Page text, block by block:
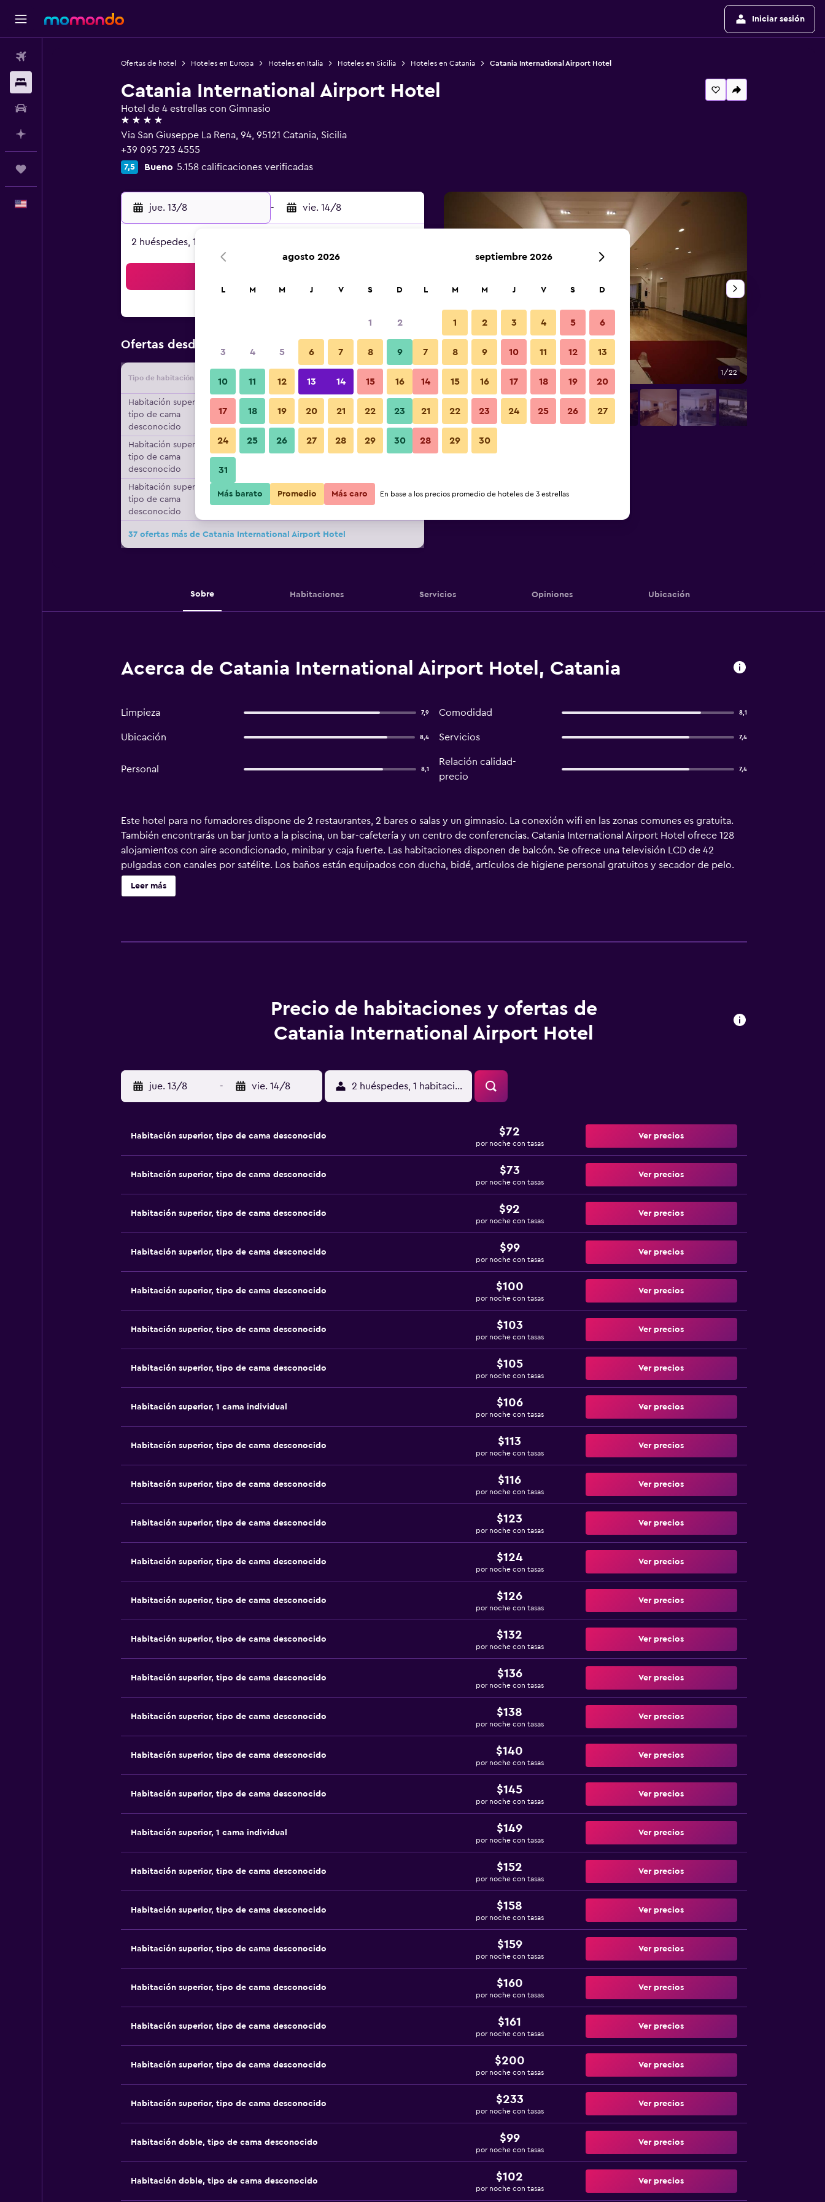
Iniciar sesión
Ofertas de hotel Hoteles en Europa Hoteles en Italia Hoteles en Sicilia Hoteles en Catania Catania International Airport Hotel
Catania International Airport Hotel
Hotel de 4 estrellas con Gimnasio
4 estrellas
Via San Giuseppe La Rena, 94, 95121 Catania, Sicilia
+39 095 723 4555
7,5 Bueno 5.158 calificaciones verificadas
jue. 13/8 - vie. 14/8
2 huéspedes, 1 habitación
Ofertas desde Oferta más barata de precio por noche
Tipo de habitación Proveedor Total noche
Habitación superior,
tipo de cama
desconocido
$72 Ver oferta
Habitación superior,
tipo de cama
desconocido
Habitación superior,
tipo de cama
desconocido
$92
37 ofertas más de Catania International Airport Hotel
Sala de conferencias 1/22
Fotos
Sobre Habitaciones Servicios Opiniones Ubicación
Acerca de Catania International Airport Hotel, Catania
Limpieza 7,9 Comodidad 8,1
Ubicación 8,4 Servicios 7,4
Personal 8,1
Relación calidad-
precio
7,4
Este hotel para no fumadores dispone de 2 restaurantes, 2 bares o salas y un gimnasio. La conexión wifi en las zonas comunes es gratuita.
También encontrarás un bar junto a la piscina, un bar-cafetería y un centro de conferencias. Catania International Airport Hotel ofrece 128
alojamientos con aire acondicionado, minibar y caja fuerte. Las habitaciones disponen de balcón. Se ofrece una televisión LCD de 42
pulgadas con canales por satélite. Los baños están equipados con ducha, bidé, artículos de higiene personal gratuitos y secador de pelo.
Los huéspedes pueden navegar por la web gracias a nuestro acceso a Internet wifi gratis. Se ofrece servicio de limpieza todos los días. Los
servicios de ocio y esparcimiento en este hotel incluyen gimnasio y piscina infantil. Se pueden practicar las actividades de ocio y
Leer más
Precio de habitaciones y ofertas de
Catania International Airport Hotel
jue. 13/8 - vie. 14/8 2 huéspedes, 1 habitación
Habitación superior, tipo de cama desconocido $72
por noche con tasas
Ver precios
Habitación superior, tipo de cama desconocido $73
por noche con tasas
Ver precios
Habitación superior, tipo de cama desconocido $92
por noche con tasas
Ver precios
Habitación superior, tipo de cama desconocido $99
por noche con tasas
Ver precios
Habitación superior, tipo de cama desconocido $100
por noche con tasas
Ver precios
Habitación superior, tipo de cama desconocido $103
por noche con tasas
Ver precios
Habitación superior, tipo de cama desconocido $105
por noche con tasas
Ver precios
Habitación superior, 1 cama individual $106
por noche con tasas
Ver precios
Habitación superior, tipo de cama desconocido $113
por noche con tasas
Ver precios
Habitación superior, tipo de cama desconocido $116
por noche con tasas
Ver precios
Habitación superior, tipo de cama desconocido $123
por noche con tasas
Ver precios
Habitación superior, tipo de cama desconocido $124
por noche con tasas
Ver precios
Habitación superior, tipo de cama desconocido $126
por noche con tasas
Ver precios
Habitación superior, tipo de cama desconocido $132
por noche con tasas
Ver precios
Habitación superior, tipo de cama desconocido $136
por noche con tasas
Ver precios
Habitación superior, tipo de cama desconocido $138
por noche con tasas
Ver precios
Habitación superior, tipo de cama desconocido $140
por noche con tasas
Ver precios
Habitación superior, tipo de cama desconocido $145
por noche con tasas
Ver precios
Habitación superior, 1 cama individual $149
por noche con tasas
Ver precios
Habitación superior, tipo de cama desconocido $152
por noche con tasas
Ver precios
Habitación superior, tipo de cama desconocido $158
por noche con tasas
Ver precios
Habitación superior, tipo de cama desconocido $159
por noche con tasas
Ver precios
Habitación superior, tipo de cama desconocido $160
por noche con tasas
Ver precios
Habitación superior, tipo de cama desconocido $161
por noche con tasas
Ver precios
Habitación superior, tipo de cama desconocido $200
por noche con tasas
Ver precios
Habitación superior, tipo de cama desconocido $233
por noche con tasas
Ver precios
Habitación doble, tipo de cama desconocido $99
por noche con tasas
Ver precios
Habitación doble, tipo de cama desconocido $102
por noche con tasas
Ver precios
agosto 2026
L M M J V S D
1 2
3 4 5 6 7 8 9
10 11 12 13 14 15 16
17 18 19 20 21 22 23
24 25 26 27 28 29 30
31
septiembre 2026
L M M J V S D
1 2 3 4 5 6
7 8 9 10 11 12 13
14 15 16 17 18 19 20
21 22 23 24 25 26 27
28 29 30
Más barato Promedio Más caro En base a los precios promedio de hoteles de 3 estrellas